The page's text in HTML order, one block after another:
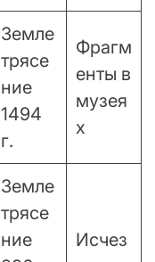
Земле
трясе
ние
1494
г.
Фрагм
енты в
музея
х
Земле
трясе
ние
Исчез